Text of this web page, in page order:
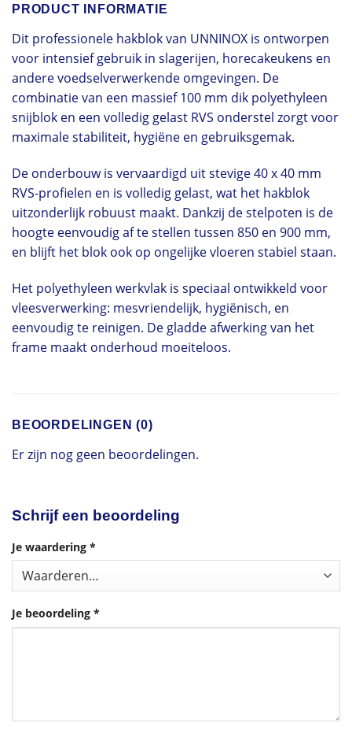
PRODUCT INFORMATIE
Dit professionele hakblok van UNNINOX is ontworpen
voor intensief gebruik in slagerijen, horecakeukens en
andere voedselverwerkende omgevingen. De
combinatie van een massief 100 mm dik polyethyleen
snijblok en een volledig gelast RVS onderstel zorgt voor
maximale stabiliteit, hygiëne en gebruiksgemak.
De onderbouw is vervaardigd uit stevige 40 x 40 mm
RVS-profielen en is volledig gelast, wat het hakblok
uitzonderlijk robuust maakt. Dankzij de stelpoten is de
hoogte eenvoudig af te stellen tussen 850 en 900 mm,
en blijft het blok ook op ongelijke vloeren stabiel staan.
Het polyethyleen werkvlak is speciaal ontwikkeld voor
vleesverwerking: mesvriendelijk, hygiënisch, en
eenvoudig te reinigen. De gladde afwerking van het
frame maakt onderhoud moeiteloos.
BEOORDELINGEN (0)
Er zijn nog geen beoordelingen.
Schrijf een beoordeling
Je waardering *
Je beoordeling *